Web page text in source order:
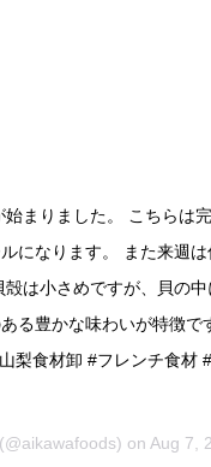
まりました。 こちらは
になります。 また来週
は小さめですが、貝の
る豊かな味わいが特徴で
梨食材卸 #フレンチ食材
on Aug 7,